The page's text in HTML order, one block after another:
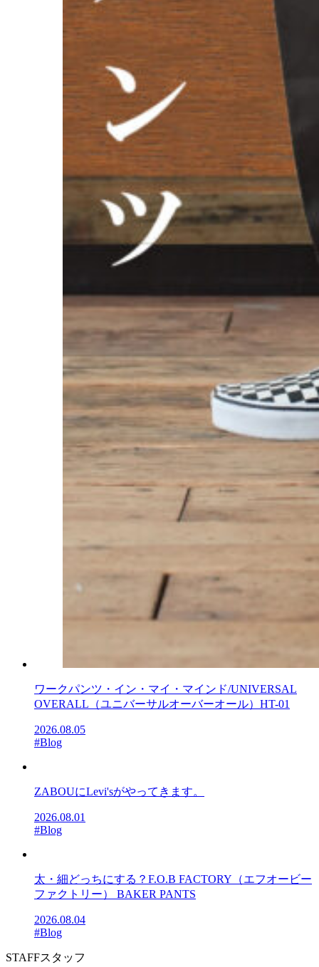
ワークパンツ・イン・マイ・マインド/UNIVERSAL
OVERALL（ユニバーサルオーバーオール）HT-01
2026.08.05
#Blog
ZABOUにLevi'sがやってきます。
2026.08.01
#Blog
太・細どっちにする？F.O.B FACTORY（エフオービー
ファクトリー） BAKER PANTS
2026.08.04
#Blog
STAFFスタッフ